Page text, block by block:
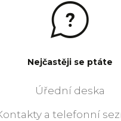
Nejčastěji se ptáte
Úřední deska
a telefonní